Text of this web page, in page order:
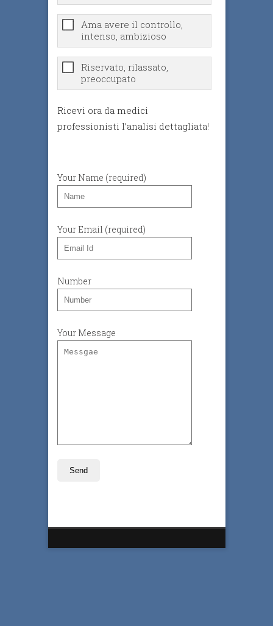
Ama avere il controllo,
intenso, ambizioso
Riservato, rilassato,
preoccupato
Ricevi ora da medici
professionisti l’analisi dettagliata!
Your Name (required)
Your Email (required)
Number
Your Message